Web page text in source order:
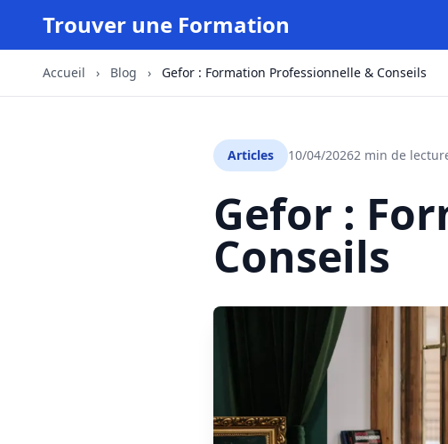
Trouver une Formation
Accueil › Blog › Gefor : Formation Professionnelle & Conseils
Articles 10/04/20262 min de
Gefor :
Conseils